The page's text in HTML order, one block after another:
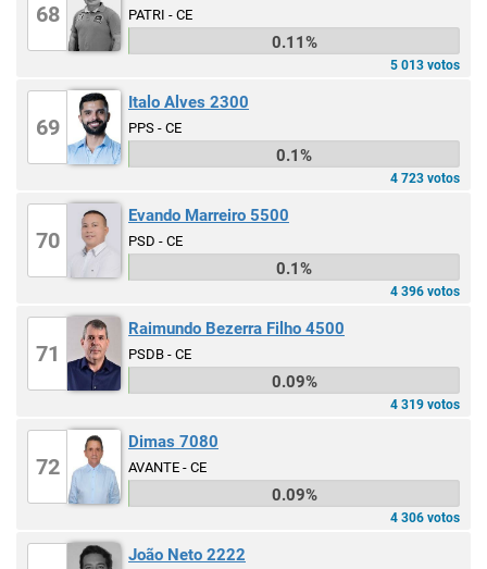
68 PATRI - CE
0.11%
5 013 votos
69
Italo Alves 2300
PPS - CE
0.1%
4 723 votos
70
Evando Marreiro 5500
PSD - CE
0.1%
4 396 votos
71
Raimundo Bezerra Filho 4500
PSDB - CE
0.09%
4 319 votos
72
Dimas 7080
AVANTE - CE
0.09%
4 306 votos
João Neto 2222